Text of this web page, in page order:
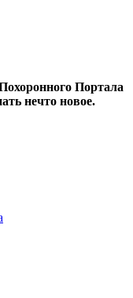
Портала
нечто новое.